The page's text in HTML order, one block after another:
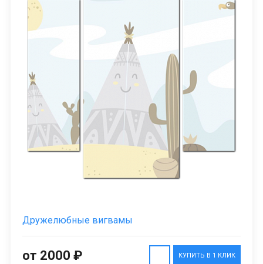
Дружелюбные вигвамы
КУПИТЬ В 1 КЛИК
от 2000 ₽